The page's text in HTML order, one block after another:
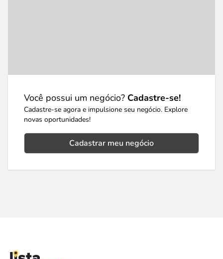
Você possui um negócio? Cadastre-se!
Cadastre-se agora e impulsione seu negócio. Explore
novas oportunidades!
Cadastrar meu negócio